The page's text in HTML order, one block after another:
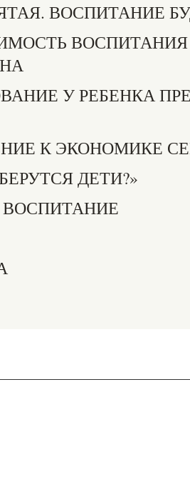
ВОСПИТАНИЕ
У РЕБЕНКА
К ЭКОНОМИКЕ
ДЕТИ?»